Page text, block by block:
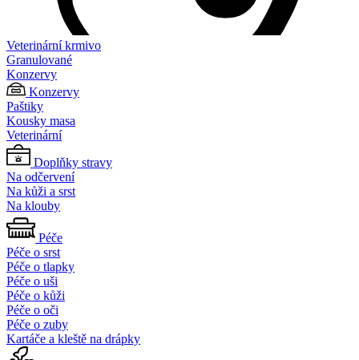
Veterinární krmivo
Granulované
Konzervy
Konzervy
Paštiky
Kousky masa
Veterinární
Doplňky stravy
Na odčervení
Na kůži a srst
Na klouby
Péče
Péče o srst
Péče o tlapky
Péče o uši
Péče o kůži
Péče o oči
Péče o zuby
Kartáče a kleště na drápky